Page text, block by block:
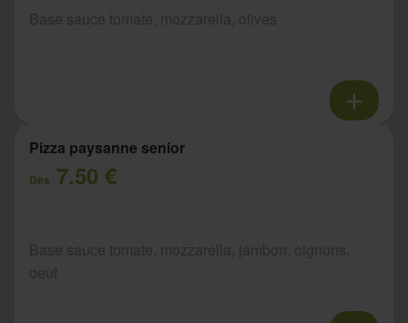
Pizza paysanne senior
Dès 7.50 €